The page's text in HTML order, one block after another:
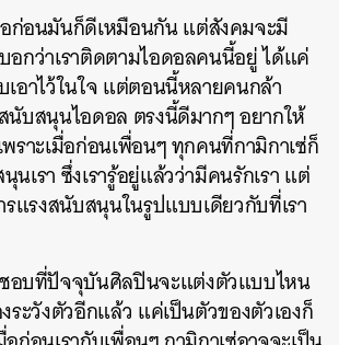
ก่อนมันก็ดีเหมือนกัน แต่สังคมจะมี
อกว่าเราติดตามไอดอลคนนี้อยู่ ได้แค่
เอาไว้ในใจ แต่ตอนนี้หลายคนกล้า
บสนุนไอดอล ตรงนี้ดีมากๆ อยากให้
ราะเมื่อก่อนเพื่อนๆ ทุกคนที่กามิกาเซ่ก็
เรา ซึ่งเรารู้อยู่แล้วว่ามีคนรักเรา แต่
รแรงสนับสนุนในรูปแบบเดียวกับที่เรา
อบที่ปัจจุบันศิลปินจะแต่งตัวแบบไหน
ระวังตัวอีกแล้ว แค่เป็นตัวของตัวเองก็